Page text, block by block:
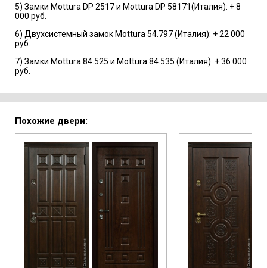
5) Замки Mottura DP 2517 и Mottura DP 58171(Италия): + 8
000 руб.
6) Двухсистемный замок Mottura 54.797 (Италия): + 22 000
руб.
7) Замки Mottura 84.525 и Mottura 84.535 (Италия): + 36 000
руб.
Похожие двери: